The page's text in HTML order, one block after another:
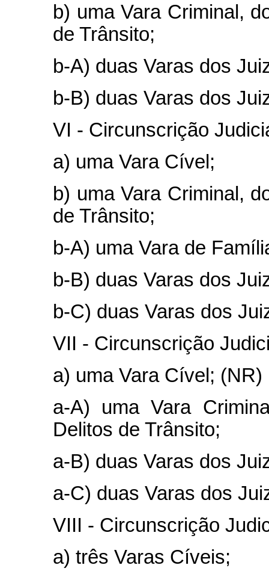
b) uma Vara Criminal,
de Trânsito;
b-A) duas Varas dos
b-B) duas Varas dos
VI - Circunscrição
a) uma Vara Cível;
b) uma Vara Criminal,
de Trânsito;
b-A) uma Vara de
b-B) duas Varas dos
b-C) duas Varas dos
VII - Circunscrição
a) uma Vara Cível; (NR)
a-A) uma Vara
Delitos de Trânsito;
a-B) duas Varas dos
a-C) duas Varas dos
VIII - Circunscrição
a) três Varas Cíveis;